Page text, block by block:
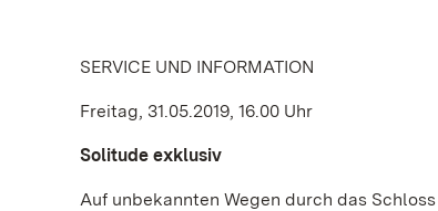
SERVICE UND INFORMATION
Freitag, 31.05.2019, 16.00 Uhr
Solitude exklusiv
Auf unbekannten Wegen durch das